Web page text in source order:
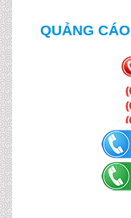
QUẢNG CÁO